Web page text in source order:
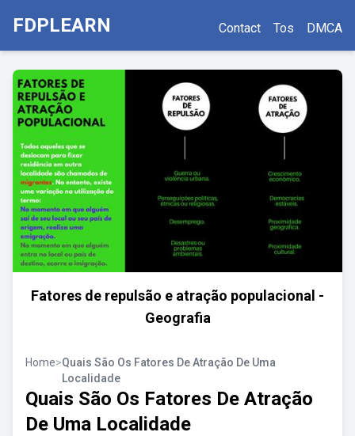
FDPLEARN Contact Tos DMCA
Fatores de repulsão e atração populacional -
Geografia
Home>Quais São Os Fatores De Atração De Uma
Localidade
Quais São Os Fatores De Atração
De Uma Localidade